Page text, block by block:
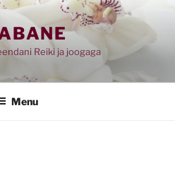
Reiki ja joogaga
Menu